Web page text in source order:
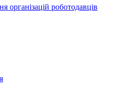
організацій роботодавців